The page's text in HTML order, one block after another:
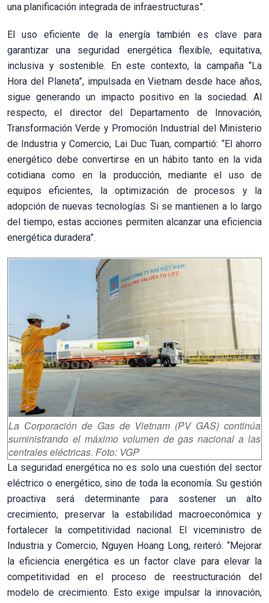
una planificación integrada de infraestructuras”.
El uso eficiente de la energía también es clave para
garantizar una seguridad energética flexible, equitativa,
inclusiva y sostenible. En este contexto, la campaña “La
Hora del Planeta”, impulsada en Vietnam desde hace años,
sigue generando un impacto positivo en la sociedad. Al
respecto, el director del Departamento de Innovación,
Transformación Verde y Promoción Industrial del Ministerio
de Industria y Comercio, Lai Duc Tuan, compartió: “El ahorro
energético debe convertirse en un hábito tanto en la vida
cotidiana como en la producción, mediante el uso de
equipos eficientes, la optimización de procesos y la
adopción de nuevas tecnologías. Si se mantienen a lo largo
del tiempo, estas acciones permiten alcanzar una eficiencia
energética duradera”.
La Corporación de Gas de Vietnam (PV GAS) continúa
suministrando el máximo volumen de gas nacional a las
centrales eléctricas. Foto: VGP
La seguridad energética no es solo una cuestión del sector
eléctrico o energético, sino de toda la economía. Su gestión
proactiva será determinante para sostener un alto
crecimiento, preservar la estabilidad macroeconómica y
fortalecer la competitividad nacional. El viceministro de
Industria y Comercio, Nguyen Hoang Long, reiteró: “Mejorar
la eficiencia energética es un factor clave para elevar la
competitividad en el proceso de reestructuración del
modelo de crecimiento. Esto exige impulsar la innovación,